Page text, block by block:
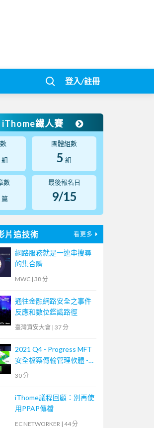
登入/註冊
iThome鐵人賽
組
團體組數
5 組
數
篇
最後報名日
9/15
片追技術 看更多
網路服務就是一連串搜尋
的集合體
MWC | 38 分
通往金融網路安全之事件
反應和數位鑑識路徑
臺灣資安大會 | 37 分
2021 Q4 - Progress MFT
安全檔案傳輸管理軟體 -
MOVEit Transfer 培訓課
30 分
iThome議程回顧：別再使
用PPAP傳檔
EC NETWORKER | 44 分